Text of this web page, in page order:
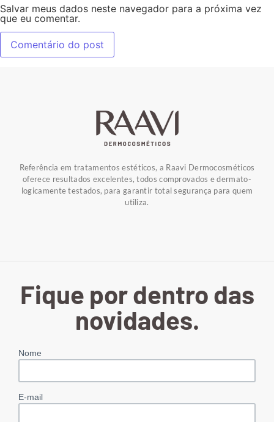
Salvar meus dados neste navegador para a próxima vez
que eu comentar.
Referência em tratamentos estéticos, a Raavi Dermocosméticos
oferece resultados excelentes, todos comprovados e dermato-
logicamente testados, para garantir total segurança para quem
utiliza.
Fique por dentro das
novidades.
Nome
E-mail